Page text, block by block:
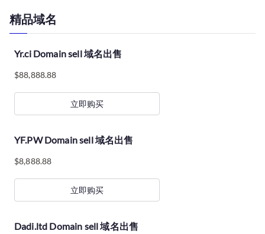
精品域名
Yr.ci Domain sell 域名出售
$88,888.88
立即购买
YF.PW Domain sell 域名出售
$8,888.88
立即购买
Dadi.ltd Domain sell 域名出售